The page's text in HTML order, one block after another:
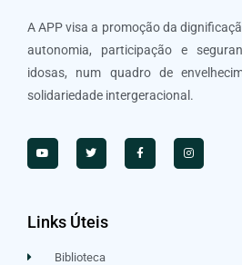
A APP visa a promoção da
autonomia, participação e
idosas, num quadro de
solidariedade intergeracional.
Links Úteis
Biblioteca